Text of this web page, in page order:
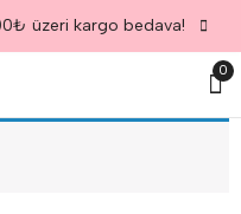
üzeri kargo bedava!
0